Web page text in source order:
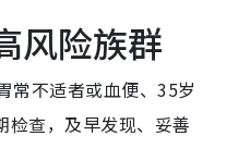
风险族群
常不适者或血便、35岁
检查，及早发现、妥善